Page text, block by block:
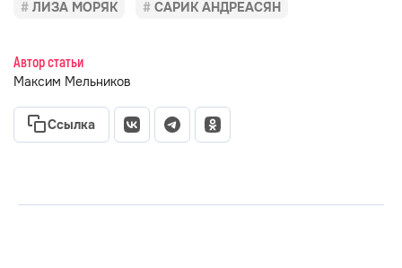
ЛИЗА МОРЯК САРИК АНДРЕАСЯН
Автор статьи
Максим Мельников
Ссылка